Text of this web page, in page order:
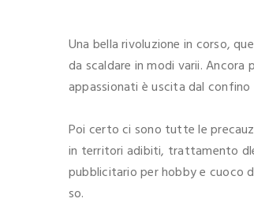
Una bella rivoluzione in corso,
da scaldare in modi varii. Ancora
appassionati è uscita dal
Poi certo ci sono tutte le
in territori adibiti, trattamento
pubblicitario per hobby e cuoco
so.